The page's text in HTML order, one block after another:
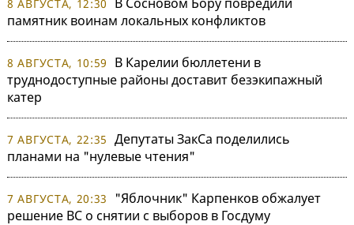
8 АВГУСТА, 12:30
памятник воинам локальных конфликтов
8 АВГУСТА, 10:59
В Карелии бюллетени в
труднодоступные районы доставит безэкипажный
катер
7 АВГУСТА, 22:35 Депутаты ЗакСа поделились
планами на "нулевые чтения"
7 АВГУСТА, 20:33
"Яблочник" Карпенков обжалует
решение ВС о снятии с выборов в Госдуму